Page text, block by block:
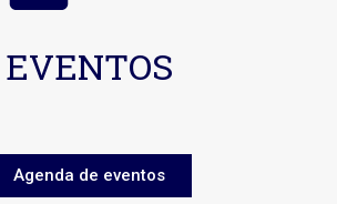
EVENTOS
Agenda de eventos